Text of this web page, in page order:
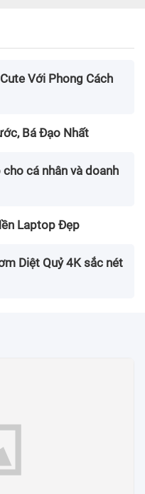
Với Phong Cách
Bá Đạo Nhất
cá nhân và doanh
Laptop Đẹp
Diệt Quỷ 4K sắc nét